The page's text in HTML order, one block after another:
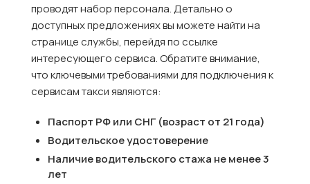
проводят набор персонала. Детально о
доступных предложениях вы можете найти на
странице службы, перейдя по ссылке
интересующего сервиса. Обратите внимание,
что ключевыми требованиями для подключения к
сервисам такси являются:
Паспорт РФ или СНГ (возраст от 21 года)
Водительское удостоверение
Наличие водительского стажа не менее 3
лет